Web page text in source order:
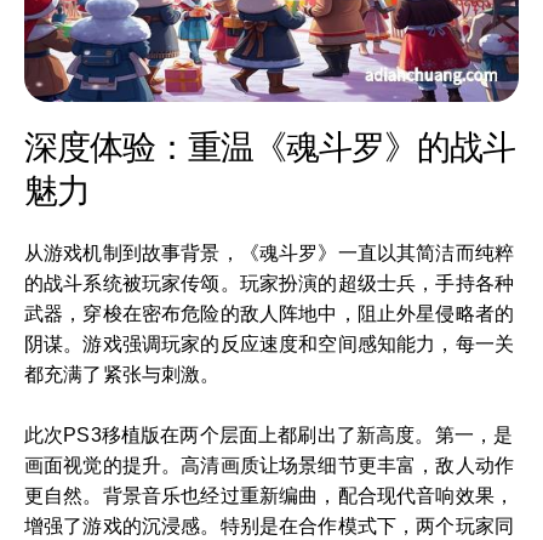
深度体验：重温《魂斗罗》的战斗
魅力
从游戏机制到故事背景，《魂斗罗》一直以其简洁而纯粹
的战斗系统被玩家传颂。玩家扮演的超级士兵，手持各种
武器，穿梭在密布危险的敌人阵地中，阻止外星侵略者的
阴谋。游戏强调玩家的反应速度和空间感知能力，每一关
都充满了紧张与刺激。
此次PS3移植版在两个层面上都刷出了新高度。第一，是
画面视觉的提升。高清画质让场景细节更丰富，敌人动作
更自然。背景音乐也经过重新编曲，配合现代音响效果，
增强了游戏的沉浸感。特别是在合作模式下，两个玩家同